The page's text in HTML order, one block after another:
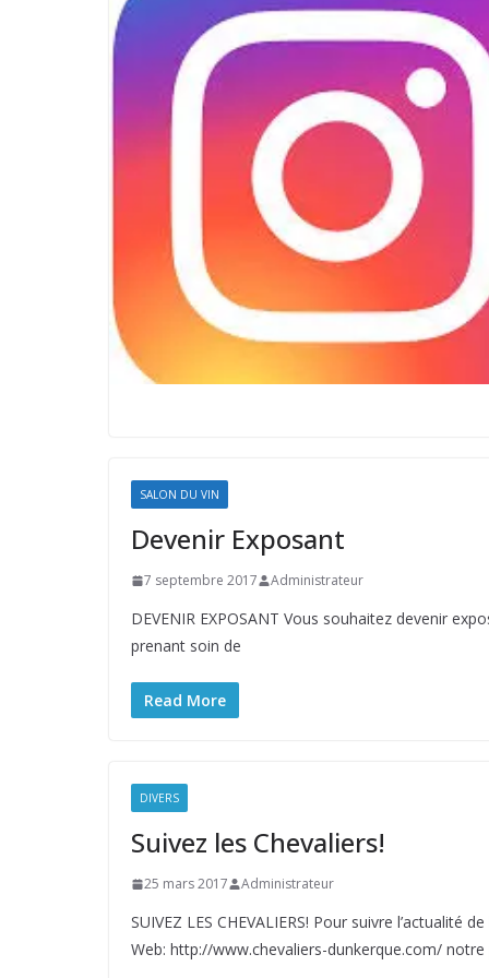
SALON DU VIN
Devenir Exposant
7 septembre 2017 Administrateur
DEVENIR EXPOSANT Vous souhaitez devenir
prenant soin de
Read More
DIVERS
Suivez les Chevaliers!
25 mars 2017 Administrateur
SUIVEZ LES CHEVALIERS! Pour suivre
Web: http://www.chevaliers-dunkerque.com/ notre